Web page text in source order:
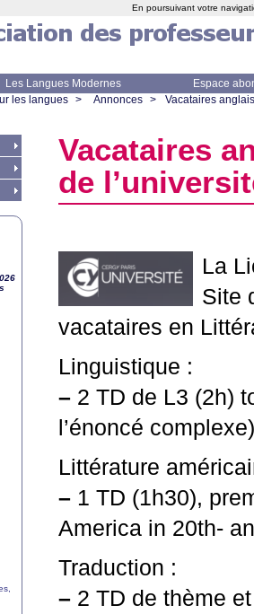
Les Langues Modernes
Espace
les langues > Annonces > Vacataires
Vacataires
de
La
Site
vacataires en
Linguistique :
– 2 TD de L3 (2h)
l’énoncé complexe)
Littérature
– 1 TD (1h30),
America in 20th-
Traduction :
– 2 TD de thème
En poursuivant votre